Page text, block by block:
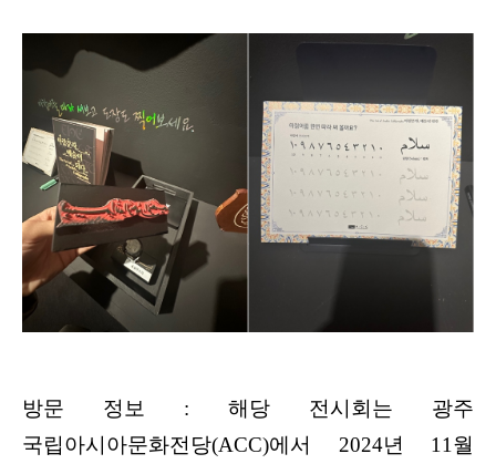
방문 정보 : 해당 전시회는 광주
국립아시아문화전당(ACC)에서 2024년 11월